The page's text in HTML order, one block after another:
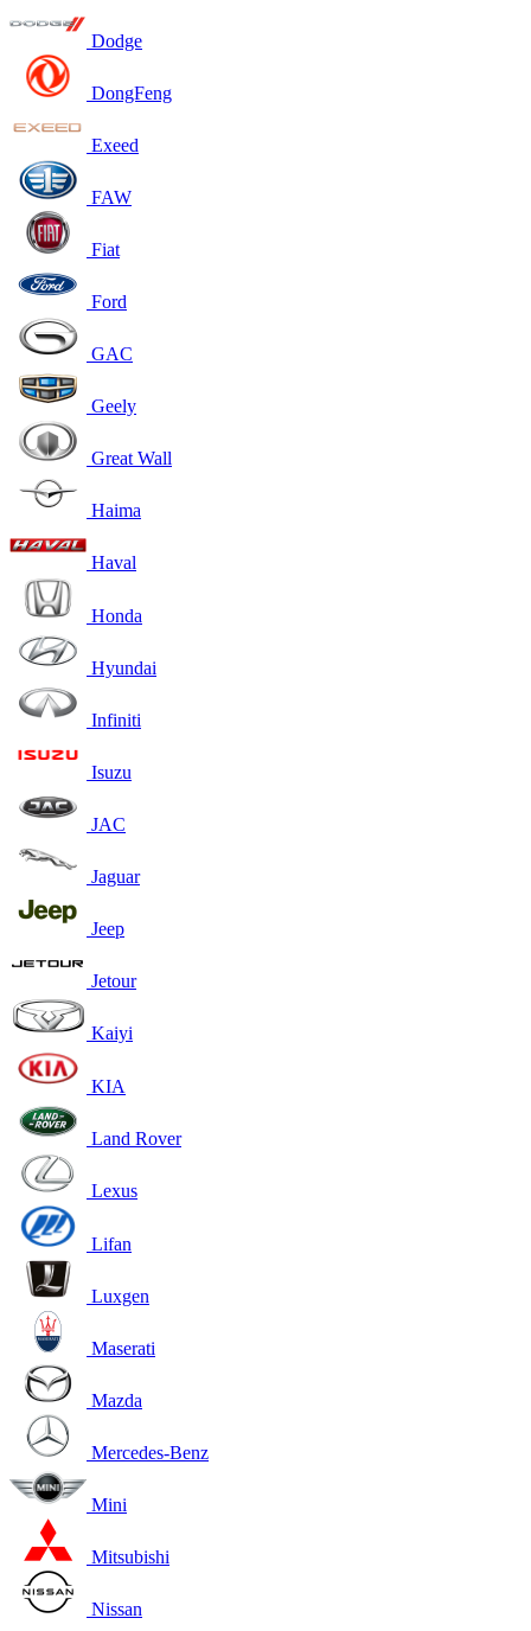
Dodge
DongFeng
Exeed
FAW
Fiat
Ford
GAC
Geely
Great Wall
Haima
Haval
Honda
Hyundai
Infiniti
Isuzu
JAC
Jaguar
Jeep
Jetour
Kaiyi
KIA
Land Rover
Lexus
Lifan
Luxgen
Maserati
Mazda
Mercedes-Benz
Mini
Mitsubishi
Nissan